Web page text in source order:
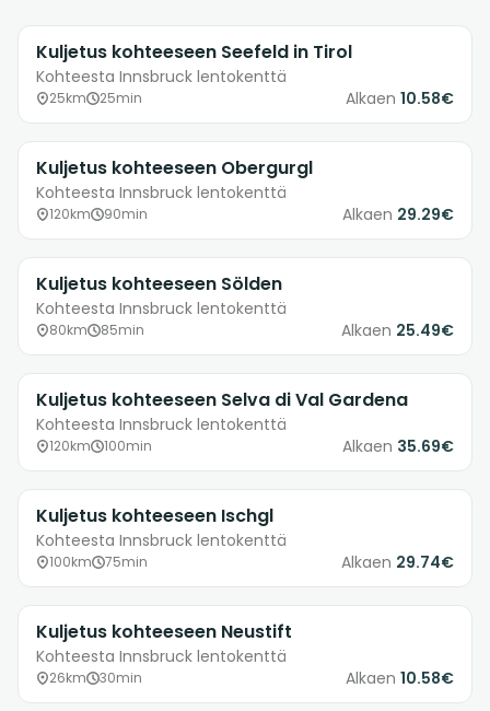
Kuljetus kohteeseen Seefeld in Tirol
Kohteesta Innsbruck lentokenttä
25km 25min Alkaen 10.58€
Kuljetus kohteeseen Obergurgl
Kohteesta Innsbruck lentokenttä
120km 90min Alkaen 29.29€
Kuljetus kohteeseen Sölden
Kohteesta Innsbruck lentokenttä
80km 85min Alkaen 25.49€
Kuljetus kohteeseen Selva di Val Gardena
Kohteesta Innsbruck lentokenttä
120km 100min Alkaen 35.69€
Kuljetus kohteeseen Ischgl
Kohteesta Innsbruck lentokenttä
100km 75min Alkaen 29.74€
Kuljetus kohteeseen Neustift
Kohteesta Innsbruck lentokenttä
26km 30min Alkaen 10.58€